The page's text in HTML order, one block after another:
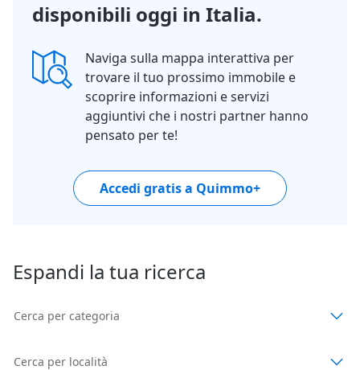
disponibili oggi in Italia.
Naviga sulla mappa interattiva per
trovare il tuo prossimo immobile e
scoprire informazioni e servizi
aggiuntivi che i nostri partner hanno
pensato per te!
Accedi gratis a Quimmo+
Espandi la tua ricerca
Cerca per categoria
Cerca per località